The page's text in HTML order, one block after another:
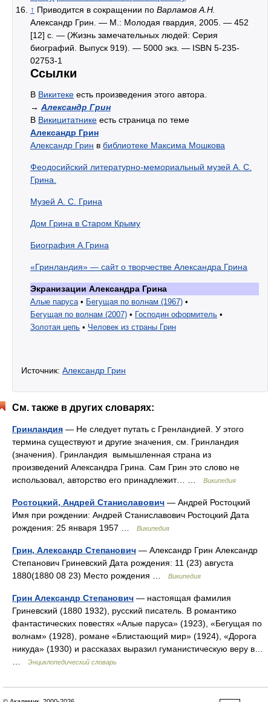
↑ Приводится в сокращении по Варламов А.Н.
Александр Грин. — М.: Молодая гвардия, 2005. — 452
[12] с. — (Жизнь замечательных людей: Серия
биографий. Выпуск 919). — 5000 экз . — ISBN 5-235-
02753-1
Ссылки
В Викитеке есть произведения этого автора.
→ Александр Грин
В Викицитатнике есть страница по теме
Александр Грин
Александр Грин в библиотеке Максима Мошкова
Феодосийский литературно-мемориальный музей А. С.
Грина.
Музей А. С. Грина
Дом Грина в Старом Крыму
Биография А.Грина
«Гринландия» — сайт о творчестве Александра Грина
Экранизации Александра Грина
Алые паруса • Бегущая по волнам (1967) •
Бегущая по волнам (2007) • Господин оформитель •
Золотая цепь • Человек из страны Грин
Источник: Александр Грин
См. также в других словарях:
Гринландия — Не следует путать с Гренландией. У этого
термина существуют и другие значения, см. Гринландия
(значения). Гринландия вымышленная страна из
произведений Александра Грина. Сам Грин это слово не
использовал, авторство его принадлежит… …
Википедия
Ростоцкий, Андрей Станиславович — Андрей Ростоцкий
Имя при рождении: Андрей Станиславович Ростоцкий Дата
рождения: 25 января 1957 …
Википедия
Грин, Александр Степанович — Александр Грин Александр
Степанович Гриневский Дата рождения: 11 (23) августа
1880(1880 08 23) Место рождения …
Википедия
Грин Александр Степанович — настоящая фамилия
Гриневский (1880 1932), русский писатель. В романтико
фантастических повестях «Алые паруса» (1923), «Бегущая по
волнам» (1928), романе «Блистающий мир» (1924), «Дорога
никуда» (1930) и рассказах выразил гуманистическую веру в…
Энциклопедический словарь